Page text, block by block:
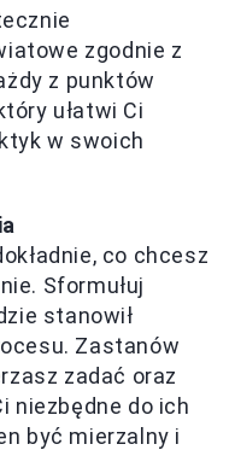
zgodnie z
z punktów
ułatwi Ci
w swoich
co chcesz
Sformułuj
stanowił
Zastanów
zadać oraz
niezbędne do ich
być mierzalny i